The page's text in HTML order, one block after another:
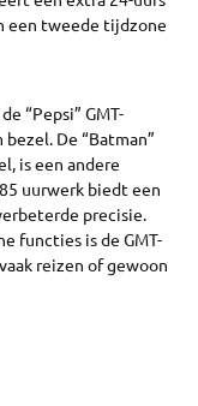
een tweede tijdzone
“Pepsi” GMT-
De “Batman”
is een andere
uurwerk biedt een
precisie.
functies is de GMT-
reizen of gewoon